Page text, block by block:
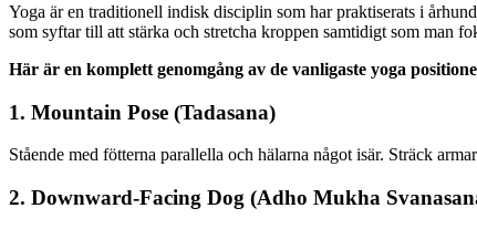
Yoga är en traditionell indisk disciplin som har praktiserats i
som syftar till att stärka och stretcha kroppen samtidigt som man
Här är en komplett genomgång av de vanligaste yoga
1. Mountain Pose (Tadasana)
Stående med fötterna parallella och hälarna något isär. Sträck
2. Downward-Facing Dog (Adho Mukha